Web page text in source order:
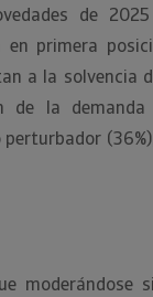
de
en primera
a la solvencia
de la
moderándose